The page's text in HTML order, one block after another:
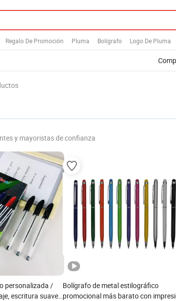
Regalo De Promoción Pluma Bolígrafo Logo De Pluma
y mayoristas de confianza
personalizada /
escritura suave
Bolígrafo de metal estilográfico
promocional más barato con